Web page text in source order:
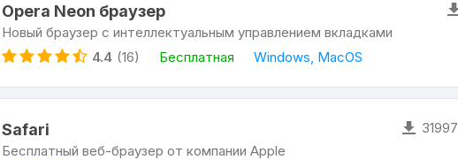
Opera Neon браузер
Новый браузер с интеллектуальным управлением вкладками
4.4 (16) Бесплатная Windows, MacOS
Safari
Бесплатный веб-браузер от компании Apple
31997